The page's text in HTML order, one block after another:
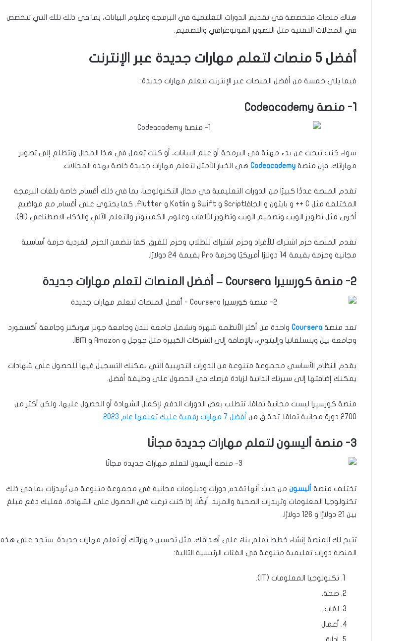
هناك منصات متخصصة في تقديم الدورات التعليمية في البرمجة وعلوم البيانات، بما في ذلك تلك التي تتخصص
في المجالات التقنية مثل التصوير الفوتوغرافي والتصميم.
أفضل 5 منصات لتعلم مهارات جديدة عبر الإنترنت
فيما يلي خمسة من أفضل المنصات عبر الإنترنت لتعلم مهارات جديدة:
1- منصة Codeacademy
سواء كنت تبحث عن بدء مهنة في البرمجة أو علم البيانات، أو كنت تعمل في هذا المجال وتتطلع إلى تطوير
مهاراتك، فإن منصة Codeacademy هي الخيار الأمثل لتعلم مهارات جديدة خاصة بهذه المجالات.
تقدم المنصة عددًا كبيرًا من الدورات التعليمية في مجال التكنولوجيا، بما في ذلك أقسام خاصة بلغات البرمجة
المختلفة مثل C ++ و بايثون و الجافاScript و Swift و Kotlin و Flutter. كما يحتوي على أقسام مع مواضيع
أخرى مثل تطوير الويب وتصميم الويب وتطوير الألعاب وعلوم الكمبيوتر والتعلم الآلي والذكاء الاصطناعي (AI).
تقدم المنصة حزم اشتراك للأفراد وحزم اشتراك للطلاب وحزم للفرق. كما تتضمن الحزم الفردية حزمة أساسية
مجانية وحزمة بقيمة 14 دولارًا أمريكيًا وحزمة Pro بقيمة 24 دولارًا.
2- منصة كورسيرا Coursera – أفضل المنصات لتعلم مهارات جديدة
تعد منصة Coursera واحدة من أكثر الأنظمة شهرة وتشمل جامعة لندن وجامعة جونز هوبكنز وجامعة أكسفورد
وجامعة ييل وبنسلفانيا وإلينوي، بالإضافة إلى الشركات الكبيرة مثل جوجل و Amazon و IBM.
يقدم النظام الأساسي مجموعة متنوعة من الدورات التدريبية التي يمكنك التسجيل فيها للحصول على شهادات
يمكنك إضافتها إلى سيرتك الذاتية لزيادة فرصك في الحصول على وظيفة أفضل.
منصة كورسيرا ليست مجانية تمامًا، تتطلب بعض الدورات الدفع لإكمال الشهادة أو الحصول عليها، ولكن أكثر من
2700 دورة مجانية تمامًا. تحقق من
أفضل 7 مهارات رقمية عليك تعلمها عام 2023
3- منصة أليسون لتعلم مهارات جديدة مجانًا
تختلف منصة أليسون من حيث أنها تقدم دورات ودبلومات مجانية في مجموعة متنوعة من ثريدزات بما في ذلك
تكنولوجيا المعلومات وثريدزات الصحية والمزيد. أيضًا، إذا كنت ترغب في الحصول على الشهادة، فعليك دفع مبلغ
بين 21 دولارًا و 126 دولارًا.
تتيح لك المنصة إنشاء خطط تعلم بناءً على أهدافك، مثل تحسين مهاراتك أو تعلم مهارات جديدة. ستجد على هذه
المنصة دورات تعليمية متنوعة في الفئات الرئيسية التالية:
تكنولوجيا المعلومات (IT).
صحة.
لغات.
أعمال